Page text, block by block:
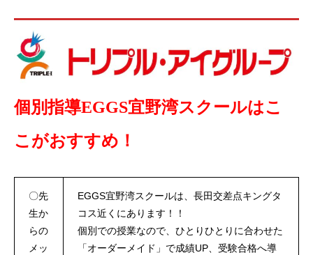
個別指導EGGS宜野湾スクールはこ
こがおすすめ！
〇先
生か
らの
メッ
EGGS宜野湾スクールは、長田交差点キングタ
コス近くにあります！！
個別での授業なので、ひとりひとりに合わせた
「オーダーメイド」で成績UP、受験合格へ導